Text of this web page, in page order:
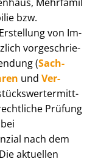
bzw.
von Im­
vor­ge­schrie­
(Sach­
und Ver­
Prüfung
nach dem
aktuellen